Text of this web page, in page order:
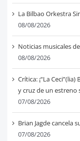
La Bilbao Orkestra
08/08/2026
Noticias musicales
08/08/2026
Crítica: ¡“La
y cruz de un estreno
07/08/2026
Brian Jagde cancela
07/08/2026